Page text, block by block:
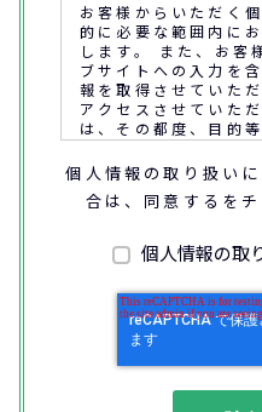
お客様からいただく
的に必要な範囲内に
します。 また、お客
ブサイトへの入力を
報を取得させていた
アクセスさせていた
は、その都度、目的
えで取得又はアクセ
なお、通話内容の確
客様との通話内容を
法により記録させて
◆個人情報の利用目的
(1) お問い合わせい
個人情報の取り扱い
合は、同意するを
個人情報の取